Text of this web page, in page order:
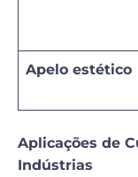
Apelo estético
Aplicações de
Indústrias